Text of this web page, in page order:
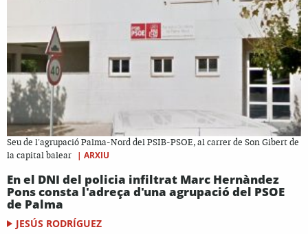
Seu de l'agrupació Palma-Nord del PSIB-PSOE, al carrer de Son Gibert de
la capital balear
| ARXIU
En el DNI del policia infiltrat Marc Hernàndez
Pons consta l'adreça d'una agrupació del PSOE
de Palma
JESÚS RODRÍGUEZ